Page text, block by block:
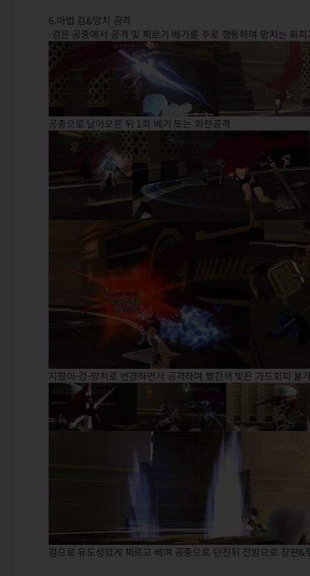
6.마법 검&망치 공격
-검은 공중에서 공격 및 찌르기 베기를 주로 행동하며 망치는 회
공중으로 날아오른 뒤 1회 베기 또는 회전공격
지팡이-검-망치로 변경하면서 공격하며 빨간색 빛은 가드회피 불
검으로 유도성있게 찌르고 베며 공중으로 던진뒤 전방으로 장판&